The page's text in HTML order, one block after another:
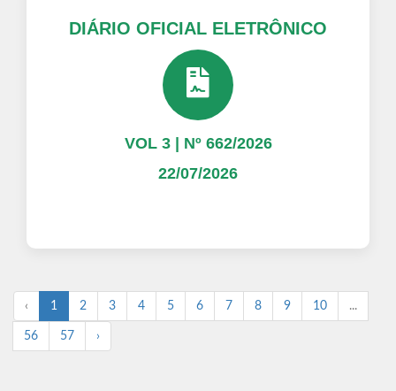
DIÁRIO OFICIAL ELETRÔNICO
VOL 3 | Nº 662/2026
22/07/2026
‹ 1 2 3 4 5 6 7 8 9 10 ...
56 57 ›